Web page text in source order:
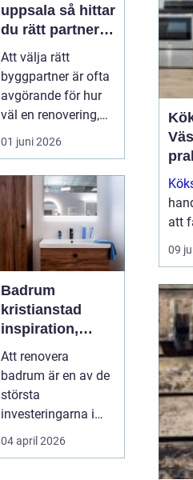
uppsala så hittar
du rätt partner
för renovering
och ombyggnad
Att välja rätt
byggpartner är ofta
avgörande för hur
väl en renovering,
ombyggnad eller
tillbyggnad ...
01 juni 2026
Badrum
kristianstad
inspiration,
planering och
smarta val
Att renovera
badrum är en av de
största
investeringarna i
hemmet. För många
i och runt
04 april 2026
att
09